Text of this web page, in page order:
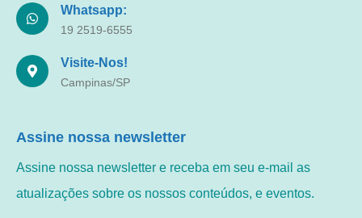
Whatsapp:
19 2519-6555
Visite-Nos!
Campinas/SP
Assine nossa newsletter
Assine nossa newsletter e receba em seu e-mail as
atualizações sobre os nossos conteúdos, e eventos.